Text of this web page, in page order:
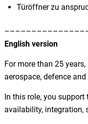
Türöffner zu
English version
For more than 25
aerospace, defence
In this role, you
availability, integration,